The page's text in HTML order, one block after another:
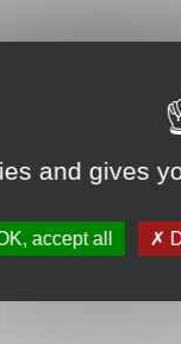
and gives
accept all